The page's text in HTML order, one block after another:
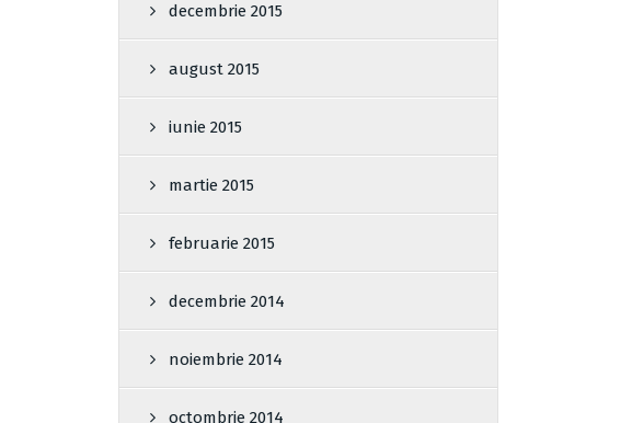
decembrie 2015
august 2015
iunie 2015
martie 2015
februarie 2015
decembrie 2014
noiembrie 2014
octombrie 2014